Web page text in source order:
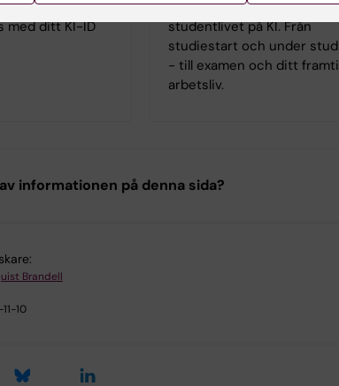
på. Du
med ditt KI-ID
sådant som rör dina
studentlivet på KI. Från
studiestart och under
- till examen och ditt
arbetsliv.
informationen på denna sida?
Brandell
10